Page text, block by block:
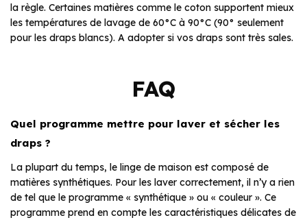
la règle. Certaines matières comme le coton supportent mieux
les températures de lavage de 60°C à 90°C (90° seulement
pour les draps blancs). A adopter si vos draps sont très sales.
FAQ
Quel programme mettre pour laver et sécher les
draps ?
La plupart du temps, le linge de maison est composé de
matières synthétiques. Pour les laver correctement, il n’y a rien
de tel que le programme « synthétique » ou « couleur ». Ce
programme prend en compte les caractéristiques délicates de